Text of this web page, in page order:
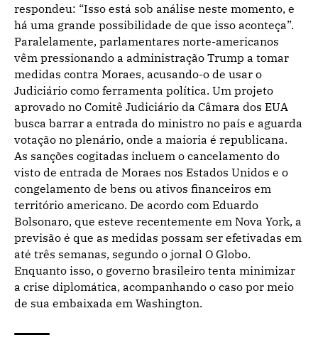
respondeu: “Isso está sob análise neste momento, e
há uma grande possibilidade de que isso aconteça”.
Paralelamente, parlamentares norte-americanos
vêm pressionando a administração Trump a tomar
medidas contra Moraes, acusando-o de usar o
Judiciário como ferramenta política. Um projeto
aprovado no Comitê Judiciário da Câmara dos EUA
busca barrar a entrada do ministro no país e aguarda
votação no plenário, onde a maioria é republicana.
As sanções cogitadas incluem o cancelamento do
visto de entrada de Moraes nos Estados Unidos e o
congelamento de bens ou ativos financeiros em
território americano. De acordo com Eduardo
Bolsonaro, que esteve recentemente em Nova York, a
previsão é que as medidas possam ser efetivadas em
até três semanas, segundo o jornal O Globo.
Enquanto isso, o governo brasileiro tenta minimizar
a crise diplomática, acompanhando o caso por meio
de sua embaixada em Washington.